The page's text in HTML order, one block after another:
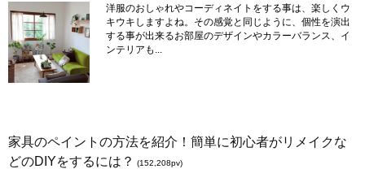
洋服のおしゃれやコーディネイトをする事は、楽しくウ
キウキしますよね。その感覚と同じように、個性を演出
する事が出来るお部屋のデザインやカラーバランス、イ
ンテリアも...
家具のペイントの方法を紹介！簡単に初心者がリメイクな
どのDIYをするには？
(152,208pv)